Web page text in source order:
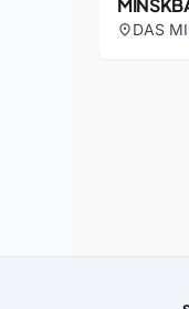
location_onDAS